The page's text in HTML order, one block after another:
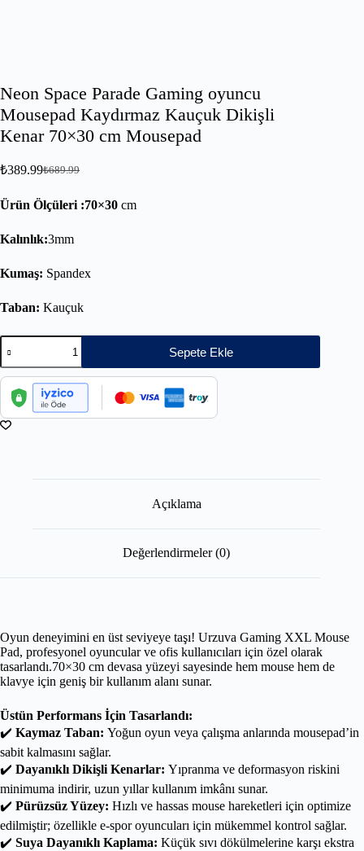
Neon Space Parade Gaming oyuncu
Mousepad Kaydırmaz Kauçuk Dikişli
Kenar 70×30 cm Mousepad
₺689.99
₺389.99
Ürün Ölçüleri :70×30 cm
Kalınlık:3mm
Kumaş: Spandex
Taban: Kauçuk
Sepete Ekle
Açıklama
Değerlendirmeler (0)
Oyun deneyimini en üst seviyeye taşı! Urzuva Gaming XXL Mouse
Pad, profesyonel oyuncular ve ofis kullanıcıları için özel olarak
tasarlandı.70×30 cm devasa yüzeyi sayesinde hem mouse hem de
klavye için geniş bir kullanım alanı sunar.
Üstün Performans İçin Tasarlandı:
✔️ Kaymaz Taban: Yoğun oyun veya çalışma anlarında mousepad’in
sabit kalmasını sağlar.
✔️ Dayanıklı Dikişli Kenarlar: Yıpranma ve deformasyon riskini
minimuma indirir, uzun yıllar kullanım imkânı sunar.
✔️ Pürüzsüz Yüzey: Hızlı ve hassas mouse hareketleri için optimize
edilmiştir; özellikle e-spor oyuncuları için mükemmel kontrol sağlar.
✔️ Suya Dayanıklı Kaplama: Küçük sıvı dökülmelerine karşı ekstra